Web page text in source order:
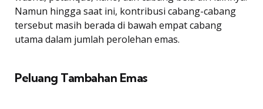
Namun hingga saat ini, kontribusi cabang-cabang
tersebut masih berada di bawah empat cabang
utama dalam jumlah perolehan emas.
Peluang Tambahan Emas